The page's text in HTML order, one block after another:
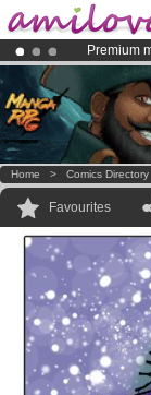
Premium
Amilova
Already
Home > Comics Directory
Favourites